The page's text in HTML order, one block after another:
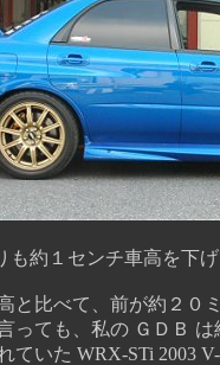
約１センチ車高を下げ
比べて
、前が約２０
、私の ＧＤＢ は純正
WRX-STi 2003 V-